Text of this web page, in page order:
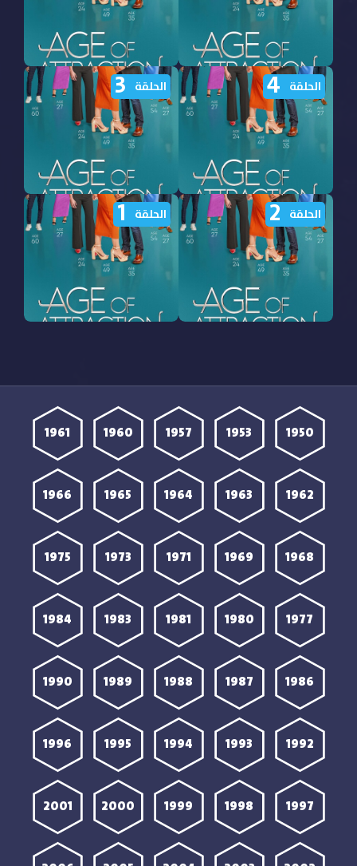
برنامج Age of Attraction
الموسم الاول الحلقة 6
مترجمة
برنامج Age of Attraction
الموسم الاول الحلقة 5
مترجمة
برنامج Age of Attraction
الموسم الاول الحلقة 4
مترجمة
الحلقة 4
برنامج Age of Attraction
الموسم الاول الحلقة 3
مترجمة
الحلقة 3
الحلقة 2 الحلقة 1
1950
1953
1957
1960
1961
1962
1963
1964
1965
1966
1968
1969
1971
1973
1975
1977
1980
1981
1983
1984
1986
1987
1988
1989
1990
1992
1993
1994
1995
1996
1997
1998
1999
2000
2001